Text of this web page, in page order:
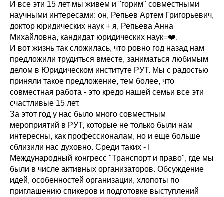
И все эти 15 лет мы живем и "горим" совместными
научными интересами: он, Репьев Артем Григорьевич,
доктор юридических наук + я, Репьева Анна
Михайловна, кандидат юридических наук=❤️.
И вот жизнь так сложилась, что ровно год назад нам
предложили трудиться вместе, заниматься любимым
делом в Юридическом институте РУТ. Мы с радостью
приняли такое предложение, тем более, что
совместная работа - это кредо нашей семьи все эти
счастливые 15 лет.
За этот год у нас было много совместным
мероприятий в РУТ, которые не только были нам
интересны, как профессионалам, но и еще больше
сблизили нас духовно. Среди таких - I
Международный конгресс "Транспорт и право", где мы
были в числе активных организаторов. Обсуждение
идей, особенностей организации, хлопоты по
приглашению спикеров и подготовке выступлений